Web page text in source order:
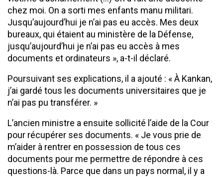
chez moi. On a sorti mes enfants manu militari.
Jusqu’aujourd’hui je n’ai pas eu accès. Mes deux
bureaux, qui étaient au ministère de la Défense,
jusqu’aujourd’hui je n’ai pas eu accès à mes
documents et ordinateurs », a-t-il déclaré.
Poursuivant ses explications, il a ajouté : « À Kankan,
j’ai gardé tous les documents universitaires que je
n’ai pas pu transférer. »
L’ancien ministre a ensuite sollicité l’aide de la Cour
pour récupérer ses documents. « Je vous prie de
m’aider à rentrer en possession de tous ces
documents pour me permettre de répondre à ces
questions-là. Parce que dans un pays normal, il y a